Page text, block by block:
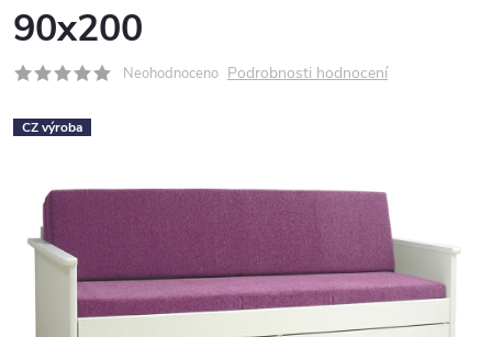
90x200
Neohodnoceno Podrobnosti hodnocení
CZ výroba